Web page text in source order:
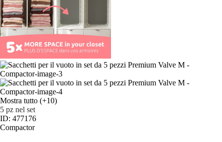
Mostra tutto (+10)
5 pz nel set
ID: 477176
Compactor